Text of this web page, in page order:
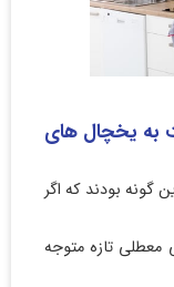
به یخچال های
گونه بودند که اگر
تازه متوجه